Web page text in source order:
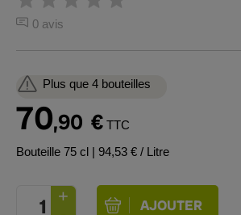
0 avis
Plus que 4 bouteilles
70,90 € TTC
Bouteille 75 cl | 94,53 € / Litre